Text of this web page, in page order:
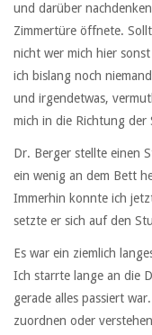
und darüber
Zimmertüre öffnete.
nicht wer mich hier
ich bislang noch
und irgendetwas,
mich in die Richtung der
Dr. Berger stellte einen
ein wenig an dem Bett
Immerhin konnte ich
setzte er sich auf den
Es war ein ziemlich
Ich starrte lange an die
gerade alles passiert
zuordnen oder